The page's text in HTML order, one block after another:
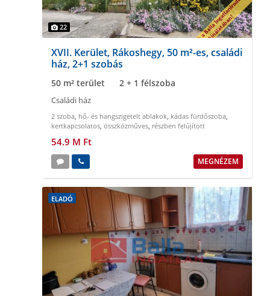
22
XVII. Kerület, Rákoshegy, 50 m²-es, családi
ház, 2+1 szobás
50 m² terület 2 + 1 félszoba
Családi ház
2 szoba, hő- és hangszigetelt ablakok, kádas fürdőszoba,
kertkapcsolatos, összközműves, részben felújított
54.9 M Ft
MEGNÉZEM
ELADÓ